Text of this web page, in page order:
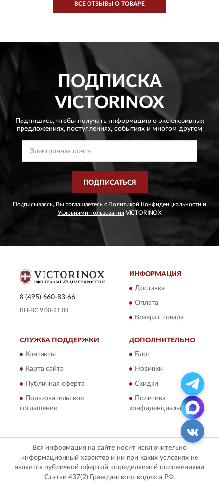
ВСЕ ОТЗЫВЫ О ТОВАРЕ
ПОДПИСКА
VICTORINOX
Подпишись, чтобы получать информацию о эксклюзивных
предложениях, поступлениях, событиях и многом другом
ПОДПИСАТЬСЯ
Подписываясь, Вы соглашаетесь с Политикой Конфиденциальности и
Условиями пользованияVICTORINOX
8 (495) 660-83-66
ПН-ВС 9:00-21:00
ИНФОРМАЦИЯ
Доставка
Оплата
Возврат товара
СЛУЖБА ПОДДЕРЖКИ
Контакты
Карта сайта
Публичная оферта
Пользовательское
соглашение
ДОПОЛНИТЕЛЬНО
Блог
Новинки
Скидки
Политика
конфиденциальности
Вся информация на сайте носит исключительно
информационный характер и ни при каких условиях не
является публичной офертой, определяемой положениями
Статьи 437(2) Гражданского кодекса РФ.